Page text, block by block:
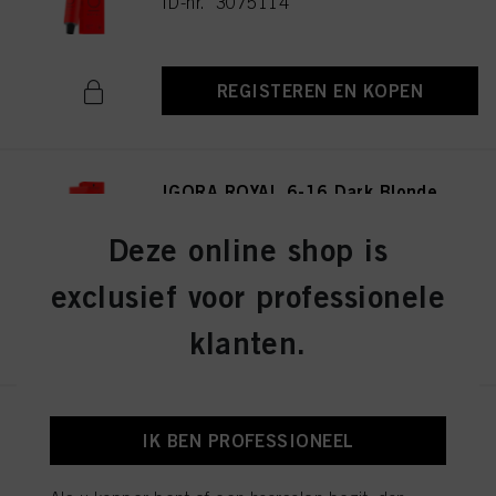
REGISTEREN EN KOPEN
IGORA ROYAL 6-16 Dark Blonde
ID-nr. 3075141
REGISTEREN EN KOPEN
Blonde Cendré Violet 60ml
Deze online shop is
exclusief voor professionele
klanten.
IK BEN PROFESSIONEEL